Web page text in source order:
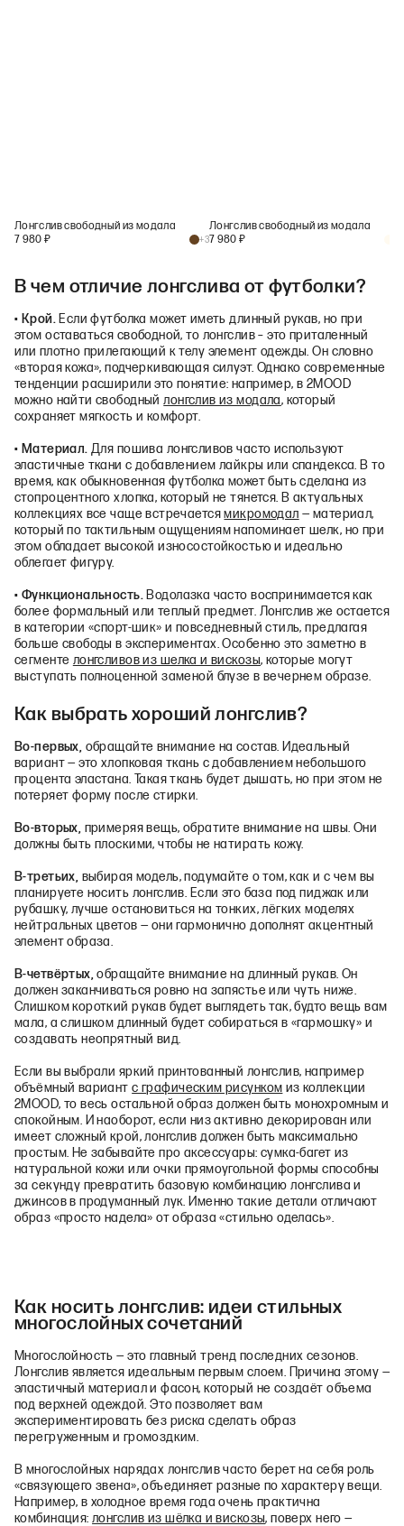
Лонгслив свободный из модала
7 980 ₽ +3
Лонгслив свободный из модала
7 980 ₽
В чем отличие лонгслива от футболки?
• Крой.Если футболка может иметь длинный рукав, но при
этом оставаться свободной, то лонгслив – это приталенный
или плотно прилегающий к телу элемент одежды. Он словно
«вторая кожа», подчеркивающая силуэт. Однако современные
тенденции расширили это понятие: например, в 2MOOD
можно найти свободныйлонгслив из модала, который
сохраняет мягкость и комфорт.
• Материал.Для пошива лонгсливов часто используют
эластичные ткани с добавлением лайкры или спандекса. В то
время, как обыкновенная футболка может быть сделана из
стопроцентного хлопка, который не тянется. В актуальных
коллекциях все чаще встречаетсямикромодал — материал,
который по тактильным ощущениям напоминает шелк, но при
этом обладает высокой износостойкостью и идеально
облегает фигуру.
• Функциональность. Водолазка часто воспринимается как
более формальный или теплый предмет. Лонгслив же остается
в категории «спорт-шик» и повседневный стиль, предлагая
больше свободы в экспериментах. Особенно это заметно в
сегменте лонгсливов из шелка и вискозы, которые могут
выступать полноценной заменой блузе в вечернем образе.
Как выбрать хороший лонгслив?
Во‑первых, обращайте внимание на состав. Идеальный
вариант — это хлопковая ткань с добавлением небольшого
процента эластана. Такая ткань будет дышать, но при этом не
потеряет форму после стирки.
Во‑вторых, примеряя вещь, обратите внимание на швы. Они
должны быть плоскими, чтобы не натирать кожу.
В‑третьих, выбирая модель, подумайте о том, как и с чем вы
планируете носить лонгслив. Если это база под пиджак или
рубашку, лучше остановиться на тонких, лёгких моделях
нейтральных цветов — они гармонично дополнят акцентный
элемент образа.
В‑четвёртых, обращайте внимание на длинный рукав. Он
должен заканчиваться ровно на запястье или чуть ниже.
Слишком короткий рукав будет выглядеть так, будто вещь вам
мала, а слишком длинный будет собираться в «гармошку» и
создавать неопрятный вид.
Если вы выбрали яркий принтованный лонгслив, например
объёмный вариантс графическим рисунком из коллекции
2MOOD, то весь остальной образ должен быть монохромным и
спокойным. И наоборот, если низ активно декорирован или
имеет сложный крой, лонгслив должен быть максимально
простым. Не забывайте про аксессуары: сумка‑багет из
натуральной кожи или очки прямоугольной формы способны
за секунду превратить базовую комбинацию лонгслива и
джинсов в продуманный лук. Именно такие детали отличают
образ «просто надела» от образа «стильно оделась».
Как носить лонгслив: идеи стильных
многослойных сочетаний
Многослойность — это главный тренд последних сезонов.
Лонгслив является идеальным первым слоем. Причина этому —
эластичный материал и фасон, который не создаёт объема
под верхней одеждой. Это позволяет вам
экспериментировать без риска сделать образ
перегруженным и громоздким.
В многослойных нарядах лонгслив часто берет на себя роль
«связующего звена», объединяет разные по характеру вещи.
Например, в холодное время года очень практична
комбинация:лонгслив из шёлка и вискозы, поверх него —